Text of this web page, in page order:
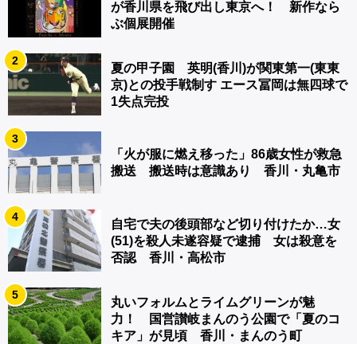
が香川県を飛び出し東京へ！ 新作なら
ぶ個展開催
2
夏の甲子園 英明(香川)が関東第一(東東
京)との投手戦制す エース冨岡は無四球で
1失点完投
3
「火が服に燃え移った」86歳女性が救急
搬送 搬送時は意識あり 香川・丸亀市
4
自宅で夫の後頭部など切り付けたか…女
(51)を殺人未遂容疑で逮捕 女は殺意を
否認 香川・高松市
5
丸いフォルムとライムグリーンが魅
力！ 国営讃岐まんのう公園で「夏のコ
キア」が見頃 香川・まんのう町